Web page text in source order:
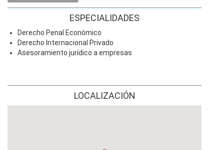
de Cumplimiento Normativo Documento legal certificado
por Maestros en Derecho Penal Corporativo 6. Auditoría
de Identificación de Beneficiario Controlador (CFF 32-B)
Servicio especializado para evitar multas. 7. Defensa Penal
especializado ante extradición de directivos 9. Defensa
Penal de Personas Físicas con Actividad Empresarial, oa
ESPECIALIDADES
Derecho Penal Económico
Derecho Internacional Privado
Asesoramiento jurídico a empresas
LOCALIZACIÓN